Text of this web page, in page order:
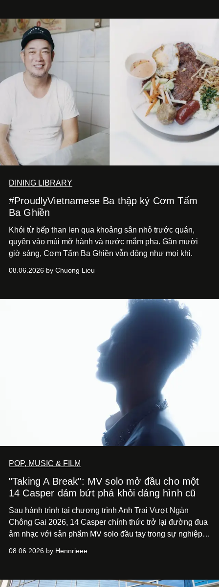
DINING LIBRARY
#ProudlyVietnamese Ba thập kỷ Cơm Tấm
Ba Ghiền
Khói từ bếp than len qua khoảng sân nhỏ trước quán,
quyện vào mùi mỡ hành và nước mắm pha. Gần mười
giờ sáng, Cơm Tấm Ba Ghiền vẫn đông như mọi khi.
08.06.2026 by Chuong Lieu
POP, MUSIC & FILM
"Taking A Break": MV solo mở đầu cho một
14 Casper dám bứt phá khỏi dáng hình cũ
Sau hành trình tại chương trình Anh Trai Vượt Ngàn
Chông Gai 2026, 14 Casper chính thức trở lại đường đua
âm nhạc với sản phẩm MV solo đầu tay trong sự nghiệp -
bước chuyển mình của 14 Casper sau chương trình, mà
của nam nghệ sĩ khi lần đầu tiên anh trình làng một MV
08.06.2026 by Hennrieee